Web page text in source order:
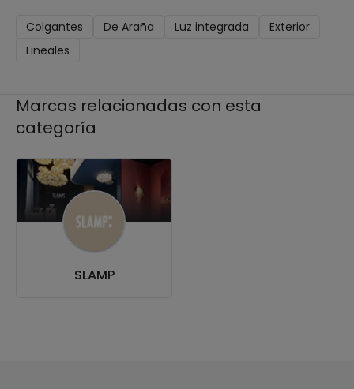
Colgantes De Araña Luz integrada
Exterior
Lineales
Marcas relacionadas con esta
categoría
SLAMP